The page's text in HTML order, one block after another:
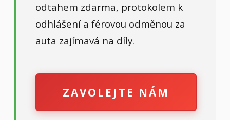
odtahem zdarma, protokolem k
odhlášení a férovou odměnou za
auta zajímavá na díly.
ZAVOLEJTE NÁM